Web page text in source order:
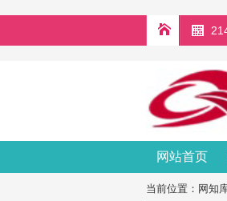
网站首页
当前位置： 网知